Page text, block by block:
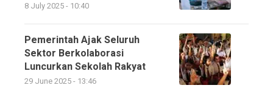
8 July 2025 - 10:40
Pemerintah Ajak Seluruh
Sektor Berkolaborasi
Luncurkan Sekolah Rakyat
29 June 2025 - 13:46